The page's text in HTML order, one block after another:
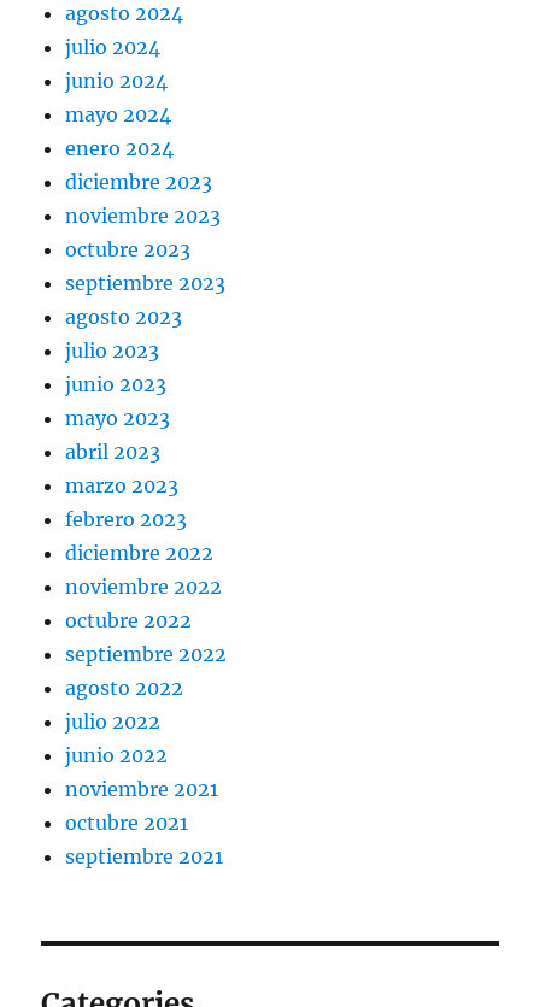
agosto 2024
julio 2024
junio 2024
mayo 2024
enero 2024
diciembre 2023
noviembre 2023
octubre 2023
septiembre 2023
agosto 2023
julio 2023
junio 2023
mayo 2023
abril 2023
marzo 2023
febrero 2023
diciembre 2022
noviembre 2022
octubre 2022
septiembre 2022
agosto 2022
julio 2022
junio 2022
noviembre 2021
octubre 2021
septiembre 2021